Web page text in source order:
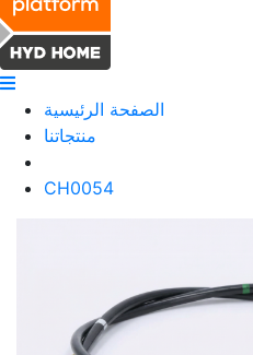
الصفحة الرئيسية
منتجاتنا
CH0054